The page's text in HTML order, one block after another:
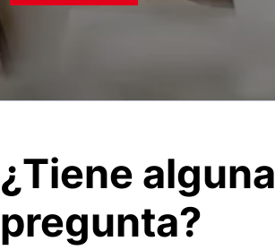
¿Tiene alguna
pregunta?